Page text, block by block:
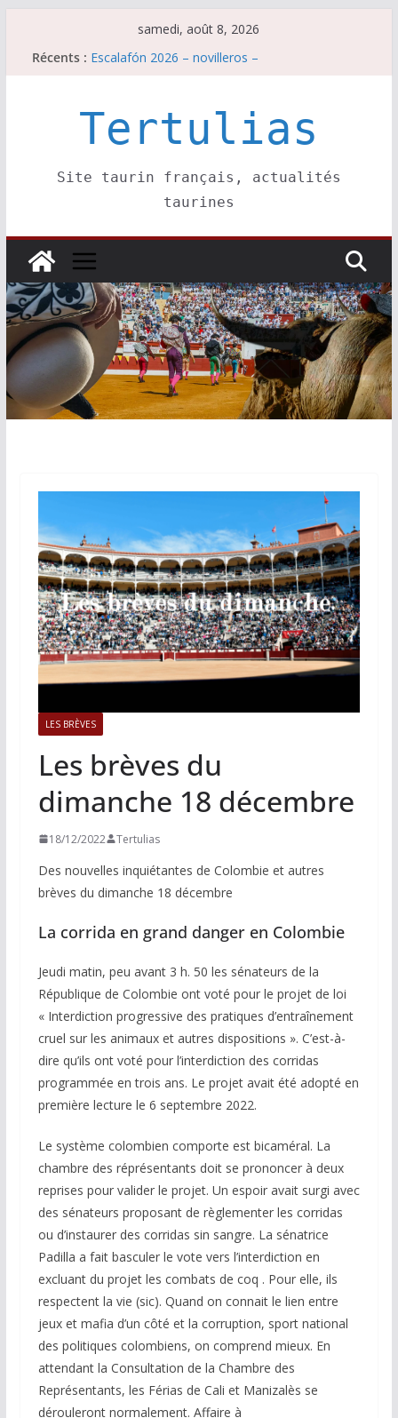
samedi, août 8, 2026
Récents : Escalafón 2026 – novilleros –
Les brèves du vendredi 7 août
Escalafón 2026 – matadors de toros-
Tertulias
Site taurin français, actualités
taurines
LES BRÈVES
Les brèves du
dimanche 18 décembre
18/12/2022 Tertulias
Des nouvelles inquiétantes de Colombie et autres
brèves du dimanche 18 décembre
La corrida en grand danger en Colombie
Jeudi matin, peu avant 3 h. 50 les sénateurs de la
République de Colombie ont voté pour le projet de loi
« Interdiction progressive des pratiques d’entraînement
cruel sur les animaux et autres dispositions ». C’est-à-
dire qu’ils ont voté pour l’interdiction des corridas
programmée en trois ans. Le projet avait été adopté en
première lecture le 6 septembre 2022.
Le système colombien comporte est bicaméral. La
chambre des réprésentants doit se prononcer à deux
reprises pour valider le projet. Un espoir avait surgi avec
des sénateurs proposant de règlementer les corridas
ou d’instaurer des corridas sin sangre. La sénatrice
Padilla a fait basculer le vote vers l’interdiction en
excluant du projet les combats de coq . Pour elle, ils
respectent la vie (sic). Quand on connait le lien entre
jeux et mafia d’un côté et la corruption, sport national
des politiques colombiens, on comprend mieux. En
attendant la Consultation de la Chambre des
Représentants, les Férias de Cali et Manizalès se
dérouleront normalement. Affaire à